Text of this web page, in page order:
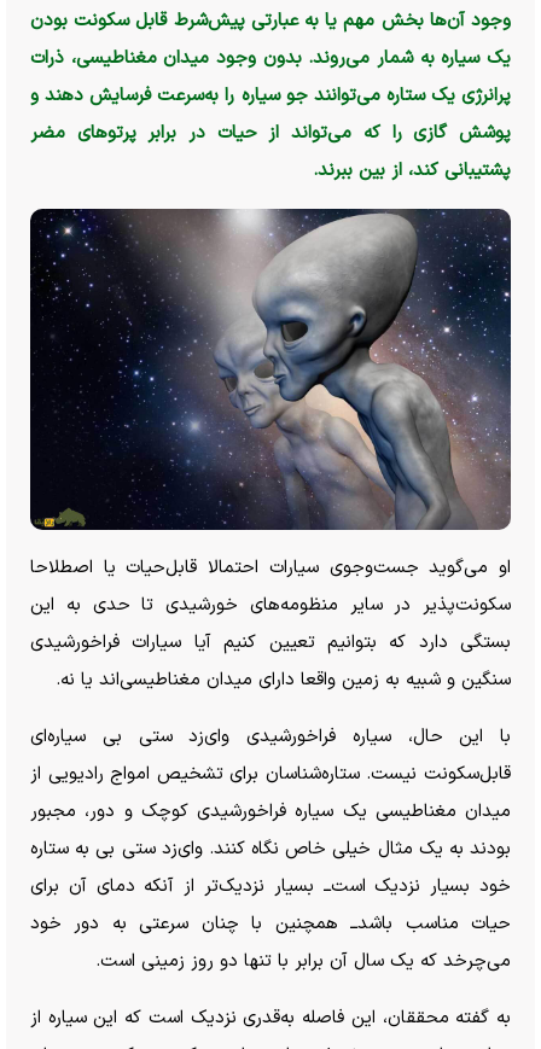
وجود آن‌ها بخش مهم یا به عبارتی پیش‌شرط قابل سکونت بودن
یک سیاره به شمار می‌روند. بدون وجود میدان مغناطیسی، ذرات
پرانرژی یک ستاره می‌توانند جو سیاره را به‌سرعت فرسایش دهند و
پوشش گازی را که می‌تواند از حیات در برابر پرتو‌های مضر
پشتیبانی کند، از بین ببرند.
او می‌گوید جست‌وجوی سیارات احتمالا قابل‌حیات یا اصطلاحا
سکونت‌پذیر در سایر منظومه‌های خورشیدی تا حدی به این
بستگی دارد که بتوانیم تعیین کنیم آیا سیارات فراخورشیدی
سنگین و شبیه به زمین واقعا دارای میدان مغناطیسی‌اند یا نه.
با این حال، سیاره فراخورشیدی وای‌زد ستی بی سیاره‌ای
قابل‌سکونت نیست. ستاره‌شناسان برای تشخیص امواج رادیویی از
میدان مغناطیسی یک سیاره فراخورشیدی کوچک و دور، مجبور
بودند به یک مثال خیلی خاص نگاه کنند. وای‌زد ستی بی به ستاره
خود بسیار نزدیک است‌ــ بسیار نزدیک‌تر از آنکه دمای آن برای
حیات مناسب باشد‌ــ همچنین با چنان سرعتی به دور خود
می‌چرخد که یک سال آن برابر با تنها دو روز زمینی است.
به گفته محققان، این فاصله به‌قدری نزدیک است که این سیاره از